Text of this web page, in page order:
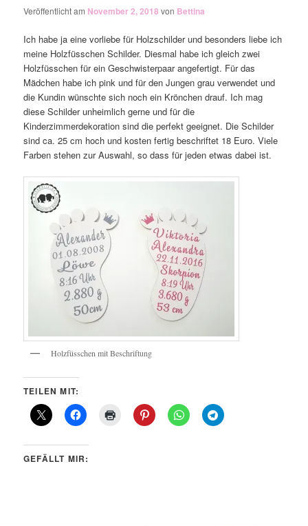
Veröffentlicht am November 2, 2018 von Bettina
Ich habe ja eine vorliebe für Holzschilder und besonders liebe ich
meine Holzfüsschen Schilder. Diesmal habe ich gleich zwei
Holzfüsschen für ein Geschwisterpaar angefertigt. Für das
Mädchen habe ich pink und für den Jungen grau verwendet und
die Kundin wünschte sich noch ein Krönchen drauf. Ich mag
diese Schilder unheimlich gerne und für die
Kinderzimmerdekoration sind die perfekt geeignet. Die Schilder
sind ca. 25 cm hoch und kosten fertig beschriftet 18 Euro. Viele
Farben stehen zur Auswahl, so dass für jeden etwas dabei ist.
Holzfüsschen mit Beschriftung
TEILEN MIT:
GEFÄLLT MIR: